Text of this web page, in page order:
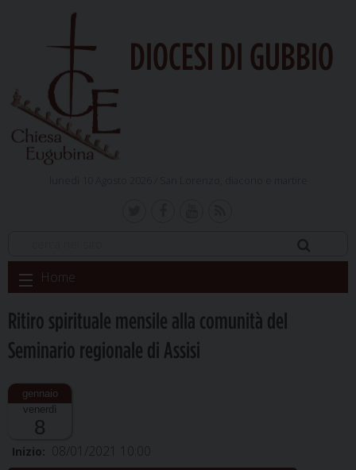
DIOCESI DI GUBBIO
Skip
to
Home
Ritiro spirituale mensile alla comunità del
Seminario regionale di Assisi
venerdì
8
Inizio: 08/01/2021 10:00